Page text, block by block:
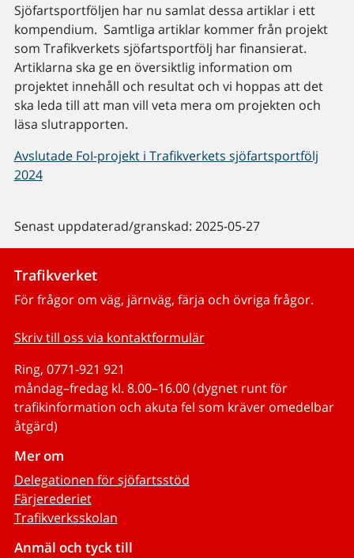
Sjöfartsportföljen har nu samlat dessa artiklar i ett
kompendium. Samtliga artiklar kommer från projekt
som Trafikverkets sjöfartsportfölj har finansierat.
Artiklarna ska ge en översiktlig information om
projektet innehåll och resultat och vi hoppas att det
ska leda till att man vill veta mera om projekten och
läsa slutrapporten.
Avslutade FoI-projekt i Trafikverkets sjöfartsportfölj
2024
Senast uppdaterad/granskad: 2025-05-27
Trafikverket
För frågor om väg, järnväg, färja och övriga frågor.
Skriv till oss via kontaktformulär
Ring, 0771-921 921
måndag–fredag kl. 8.00–16.00 (dygnet runt för
trafikinformation och akuta fel som kräver omedelbar
åtgärd)
Mer om
Delegationen för sjöfartsstöd
Färjerederiet
Trafikverksskolan
Anmäl och tyck till